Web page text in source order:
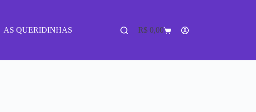
AS QUERIDINHAS R$0,00